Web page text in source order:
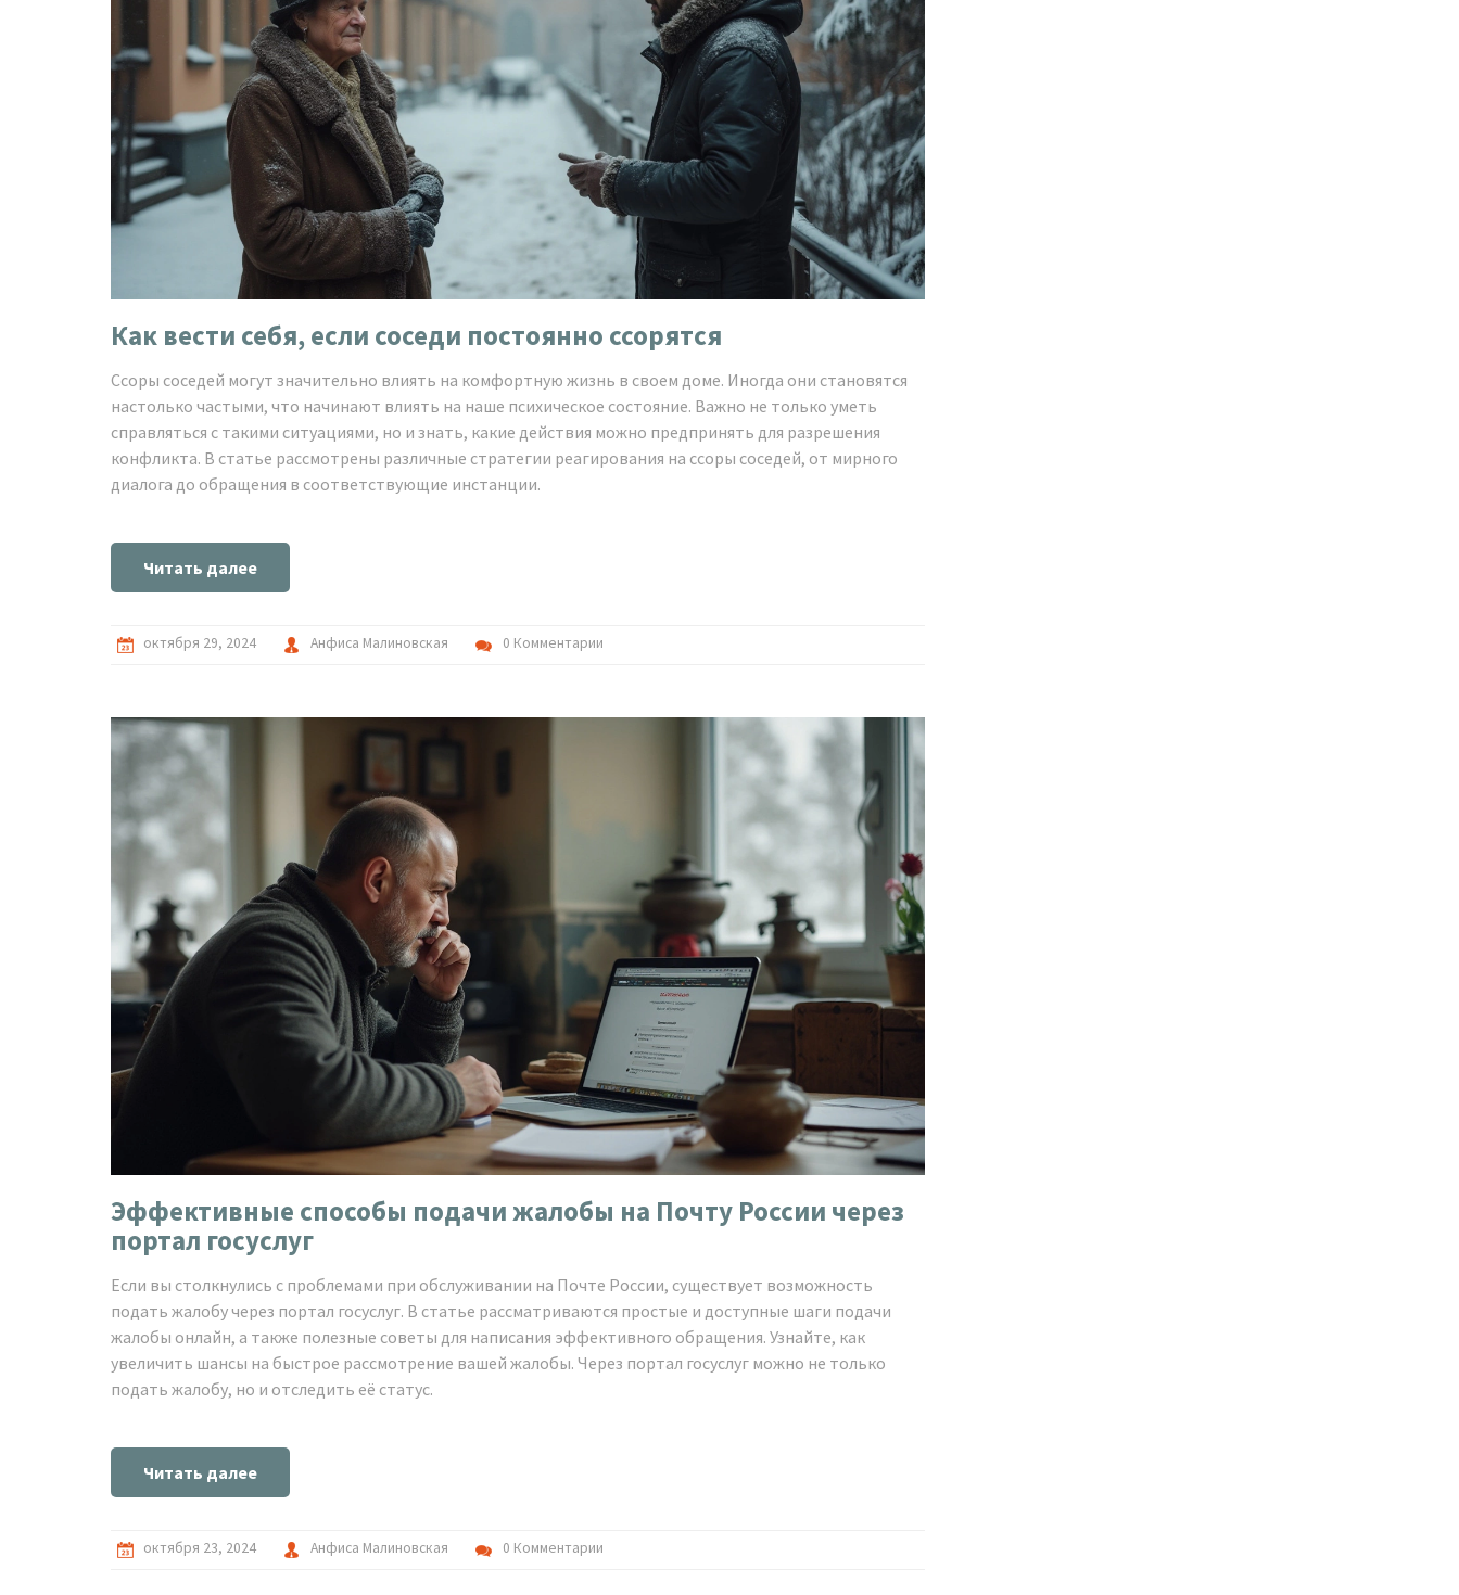
Как вести себя, если соседи постоянно ссорятся
Ссоры соседей могут значительно влиять на комфортную жизнь в своем доме. Иногда они становятся
настолько частыми, что начинают влиять на наше психическое состояние. Важно не только уметь
справляться с такими ситуациями, но и знать, какие действия можно предпринять для разрешения
конфликта. В статье рассмотрены различные стратегии реагирования на ссоры соседей, от мирного
диалога до обращения в соответствующие инстанции.
Читать далее
октября 29, 2024 Анфиса Малиновская 0 Комментарии
Эффективные способы подачи жалобы на Почту России через
портал госуслуг
Если вы столкнулись с проблемами при обслуживании на Почте России, существует возможность
подать жалобу через портал госуслуг. В статье рассматриваются простые и доступные шаги подачи
жалобы онлайн, а также полезные советы для написания эффективного обращения. Узнайте, как
увеличить шансы на быстрое рассмотрение вашей жалобы. Через портал госуслуг можно не только
подать жалобу, но и отследить её статус.
Читать далее
октября 23, 2024 Анфиса Малиновская 0 Комментарии